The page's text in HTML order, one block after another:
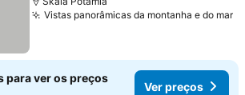
Vistas panorâmicas da montanha e do mar
para ver os preços
Ver preços